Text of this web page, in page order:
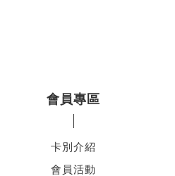
會員專區
卡別介紹
會員活動